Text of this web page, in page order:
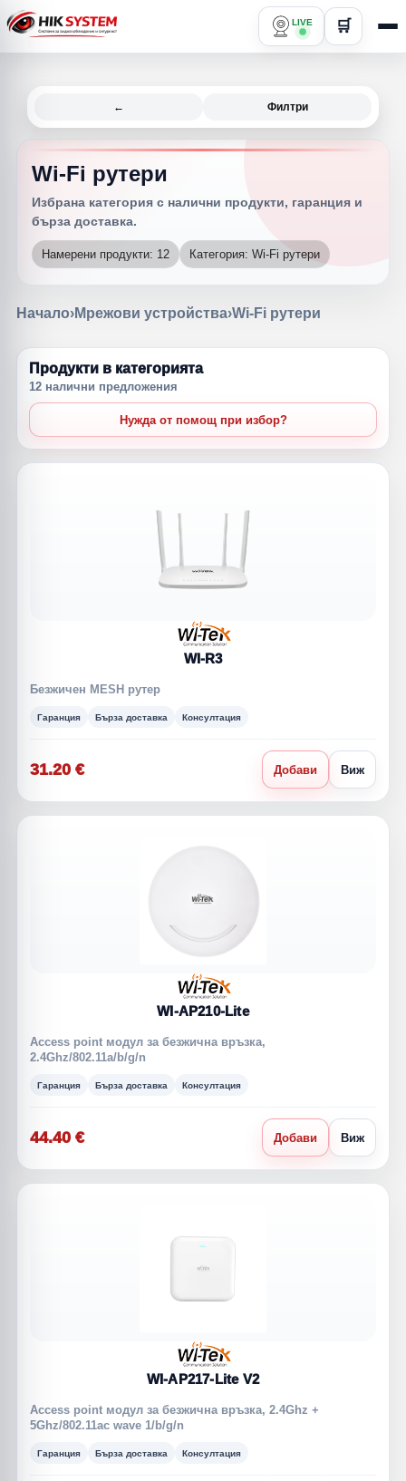
LIVE 🛒
← Филтри
Wi-Fi рутери
Избрана категория с налични продукти, гаранция и
бърза доставка.
Намерени продукти: 12 Категория: Wi-Fi рутери
Начало›Мрежови устройства›Wi-Fi рутери
Продукти в категорията
12 налични предложения
Нужда от помощ при избор?
WI-R3
Безжичен MESH рутер
Гаранция Бърза доставка Консултация
31.20 € Добави Виж
WI-AP210-Lite
Access point модул за безжична връзка,
2.4Ghz/802.11a/b/g/n
Гаранция Бърза доставка Консултация
44.40 € Добави Виж
WI-AP217-Lite V2
Access point модул за безжична връзка, 2.4Ghz +
5Ghz/802.11ac wave 1/b/g/n
Гаранция Бърза доставка Консултация